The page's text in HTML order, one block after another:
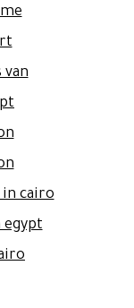
cairo